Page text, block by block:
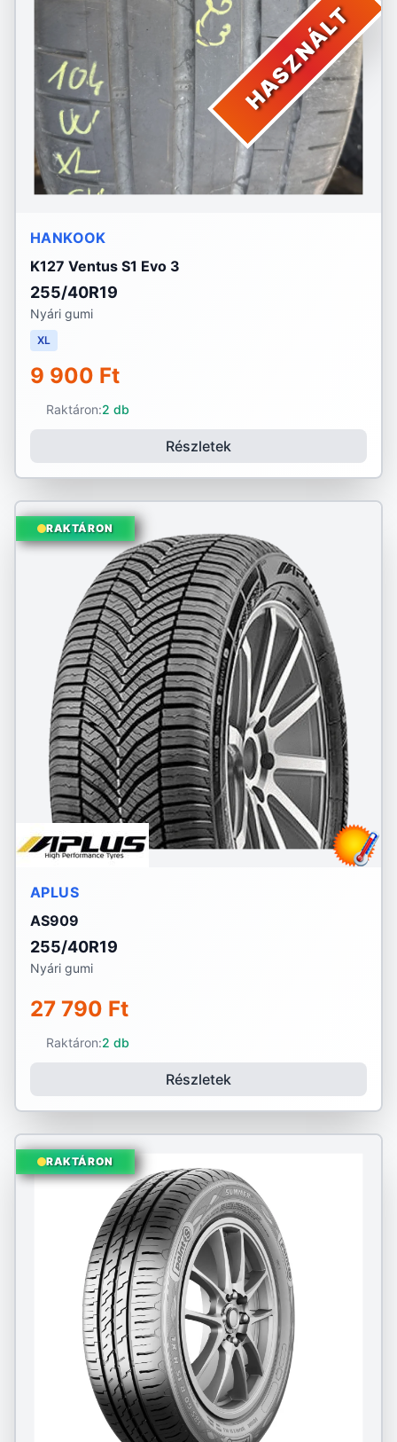
HASZNÁLT
HANKOOK
K127 Ventus S1 Evo 3
255/40R19
Nyári gumi
XL
9 900 Ft
Raktáron:2 db
Részletek
RAKTÁRON
APLUS
AS909
255/40R19
Nyári gumi
27 790 Ft
Raktáron:2 db
Részletek
RAKTÁRON